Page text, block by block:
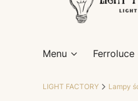
Menu
LIGHT FACTORY Lampy